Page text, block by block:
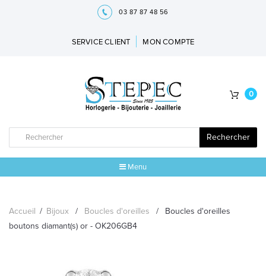
03 87 87 48 56
SERVICE CLIENT MON COMPTE
Rechercher
0
Menu
MARQUES
MONTRES
Accueil / Bijoux / Boucles d'oreilles /
Boucles d'oreilles
boutons diamant(s) or - OK206GB4